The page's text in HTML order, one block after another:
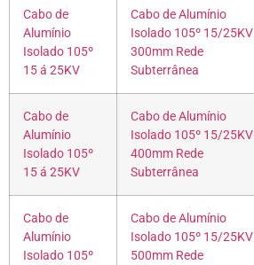
Cabo de
Alumínio
Isolado 105º
15 á 25KV
Cabo de Alumínio
Isolado 105º 15/25KV
300mm Rede
Subterrânea
Cabo de
Alumínio
Isolado 105º
15 á 25KV
Cabo de Alumínio
Isolado 105º 15/25KV
400mm Rede
Subterrânea
Cabo de
Alumínio
Isolado 105º
Cabo de Alumínio
Isolado 105º 15/25KV
500mm Rede